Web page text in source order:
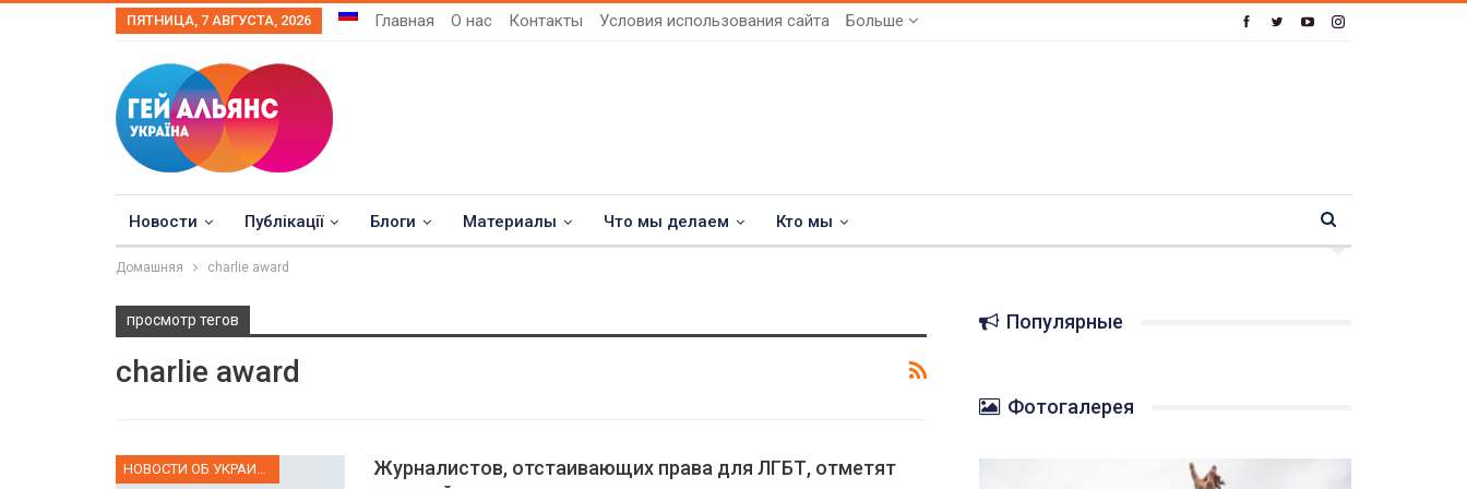
ПЯТНИЦА, 7 АВГУСТА, 2026 Главная О нас Контакты Условия использования сайта Больше
Новости Публікації Блоги Материалы Что мы делаем Кто мы
Домашняя сharlie аward
просмотр тегов
сharlie аward
Журналистов, отстаивающих права для ЛГБТ, отметят
Популярные
Фотогалерея